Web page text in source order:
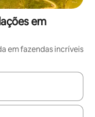
em
em fazendas incríveis
explore-os